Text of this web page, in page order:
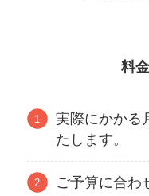
料
実際にかかる
たします。
ご予算に合わ